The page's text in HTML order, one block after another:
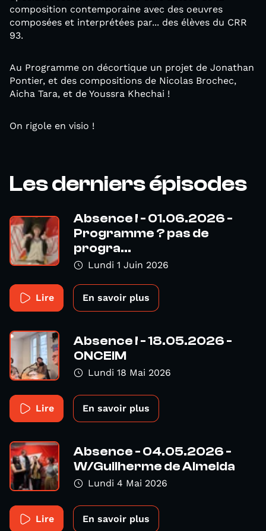
composition contemporaine avec des oeuvres
composées et interprétées par... des élèves du CRR
93.
Au Programme on décortique un projet de Jonathan
Pontier, et des compositions de Nicolas Brochec,
Aicha Tara, et de Youssra Khechai !
On rigole en visio !
Les derniers épisodes
Absence ! - 01.06.2026 -
Programme ? pas de
progra...
Lundi 1 Juin 2026
Lire En savoir plus
Absence ! - 18.05.2026 -
ONCEIM
Lundi 18 Mai 2026
Lire En savoir plus
Absence - 04.05.2026 -
W/Guilherme de Almeida
Lundi 4 Mai 2026
Lire En savoir plus